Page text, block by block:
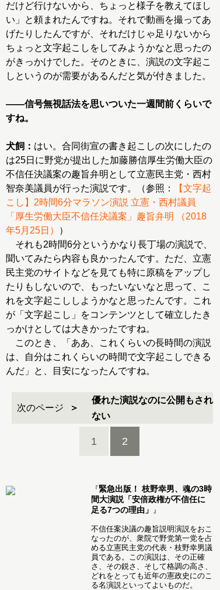
だけど行けないから、ちょっと様子を教えてほし
い」と頼まれたんですね。それで動画を撮ってあ
げたりしたんですが、それだけじゃ足りないから
ちょっと文字起こしをしてみようかなと思ったの
がきっかけでした。そのときに、演説の文字起こ
しというのが需要があるんだと気が付きました。
――信号無視話法を思いついた一週間前くらいで
すね。
犬飼： はい。合同街宣の書き起こしの次にしたの
は25日に野党が提出した加藤勝信厚生労働大臣の
不信任決議案の趣旨弁明として立憲民主党・西村
智奈美議員が行った演説です。（参照：
【文字起
こし】2時間6分マラソン演説 立憲・西村議員
「厚生労働大臣不信任決議案」趣旨弁明 （2018
年5月25日）
）
それも2時間6分というかなり長丁場の演説で、
聞いてみたら内容も良かったんです。ただ、立憲
民主党のサイトなどを見ても特に原稿をアップし
たりもしないので、もったいないなと思って、こ
れを文字起こししようかなと思ったんです。これ
が「文字起こし」をコンテンツとして確立したき
っかけとしては大きかったですね。
このとき、「ああ、これくらいの長時間の演説
は、自分はこれくらいの時間で文字起こしできる
んだ」と、目安になったんですね。
次のページ
優れた演説なのに公開もされ
ない
1 2
『緊急出版！ 枝野幸男、魂の3時
間大演説「安倍政権が不信任に
足る7つの理由」
』
不信任案決議の趣旨説明演説をおこ
なったのが、衆院で野党第一党を占
める立憲民主党の代表・枝野幸男議
員である。この演説は、その正確
さ、その鋭さ、そして格調の高さ、
どれをとっても近年の憲政史にのこ
る名演説といってよいものだ。